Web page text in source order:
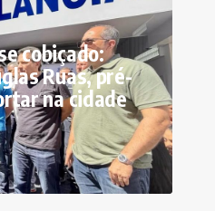
cobiçado:
Ruas, pré-
na cidade